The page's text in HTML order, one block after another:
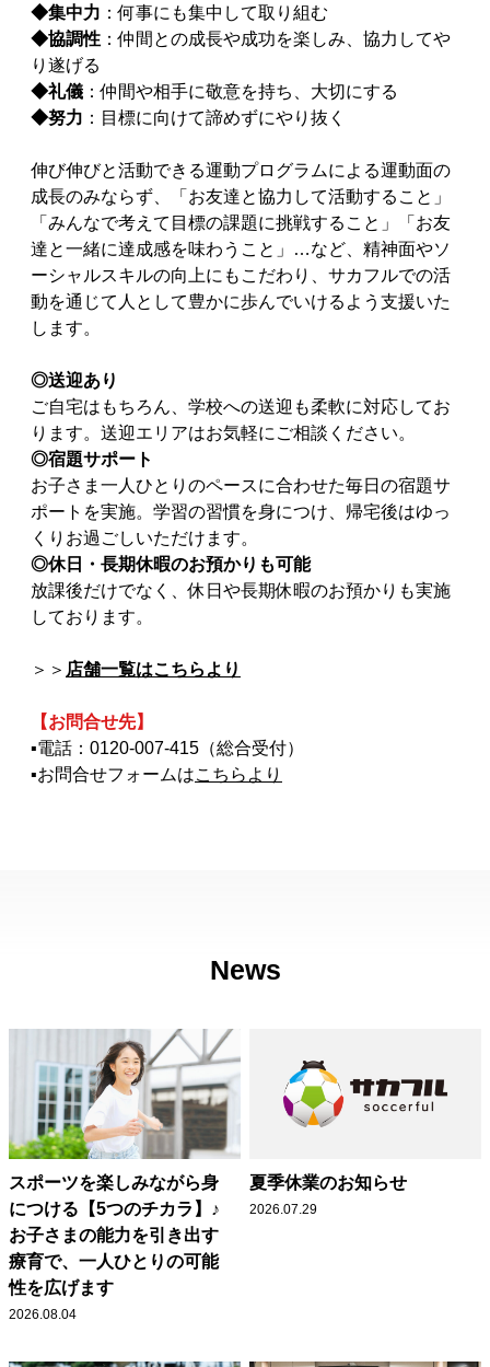
◆集中力 ：何事にも集中して取り組む
◆協調性 ：仲間との成長や成功を楽しみ、協力してや
り遂げる
◆礼儀 ：仲間や相手に敬意を持ち、大切にする
◆努力 ：目標に向けて諦めずにやり抜く
伸び伸びと活動できる運動プログラムによる運動面の
成長のみならず、「お友達と協力して活動すること」
「みんなで考えて目標の課題に挑戦すること」「お友
達と一緒に達成感を味わうこと」…など、精神面やソ
ーシャルスキルの向上にもこだわり、サカフルでの活
動を通じて人として豊かに歩んでいけるよう支援いた
します。
◎送迎あり
ご自宅はもちろん、学校への送迎も柔軟に対応してお
ります。送迎エリアはお気軽にご相談ください。
◎宿題サポート
お子さま一人ひとりのペースに合わせた毎日の宿題サ
ポートを実施。学習の習慣を身につけ、帰宅後はゆっ
くりお過ごしいただけます。
◎休日・長期休暇のお預かりも可能
放課後だけでなく、休日や長期休暇のお預かりも実施
しております。
＞＞ 店舗一覧はこちらより
【お問合せ先】
▪電話： 0120-007-415 （総合受付）
▪お問合せフォームはこちらより
News
スポーツを楽しみながら身
につける【5つのチカラ】♪
お子さまの能力を引き出す
療育で、一人ひとりの可能
性を広げます
2026.08.04
夏季休業のお知らせ
2026.07.29